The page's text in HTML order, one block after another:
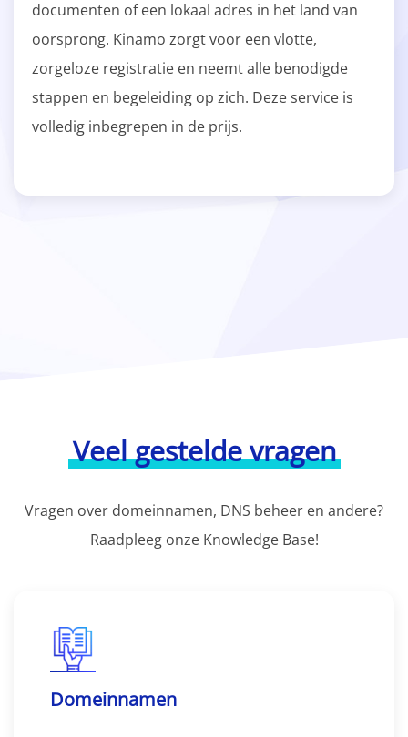
documenten of een lokaal adres in het land van
oorsprong. Kinamo zorgt voor een vlotte,
zorgeloze registratie en neemt alle benodigde
stappen en begeleiding op zich. Deze service is
volledig inbegrepen in de prijs.
Veel gestelde vragen
Vragen over domeinnamen, DNS beheer en andere?
Raadpleeg onze Knowledge Base!
Domeinnamen